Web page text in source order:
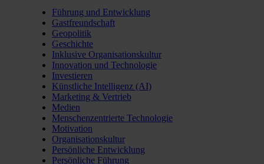
Führung und Entwicklung
Gastfreundschaft
Geopolitik
Geschichte
Inklusive Organisationskultur
Innovation und Technologie
Investieren
Künstliche Intelligenz (AI)
Marketing & Vertrieb
Medien
Menschenzentrierte Technologie
Motivation
Organisationskultur
Persönliche Entwicklung
Persönliche Führung